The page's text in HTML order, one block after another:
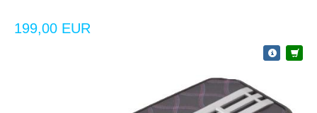
199,00 EUR